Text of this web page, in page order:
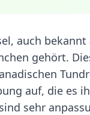
auch
gehört.
auf, die es
sehr